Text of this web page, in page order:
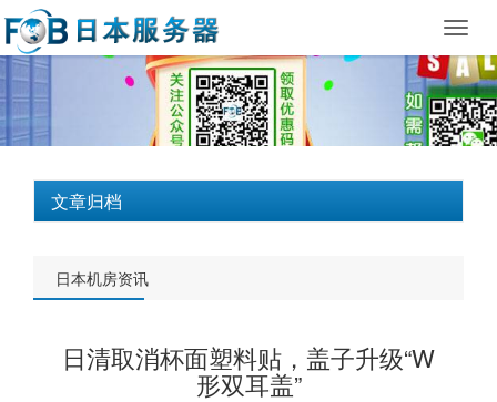
文章归档
日本机房资讯
日清取消杯面塑料贴，盖子升级“W
形双耳盖”